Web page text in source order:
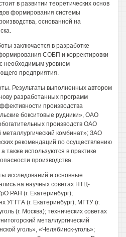
в развитии теоретических основ
формирования системы
основанной на
заключается в разработке
СОБП и корректировки
необходимым уровнем
предприятия.
Результаты выполненных автором
разработанных программ
производства
бокситовые рудники», ОАО
производств ОАО
металлургический комбинат»; ЗАО
рекомендаций по осуществлению
также используются в практике
производства.
исследований и основные
на научных советах НТЦ-
РАН (г. Екатеринбург);
УГГГА (г. Екатеринбург), МГТУ (г.
(г. Москва); технических советах
металлургический
уголь», «Челябинск-уголь»;